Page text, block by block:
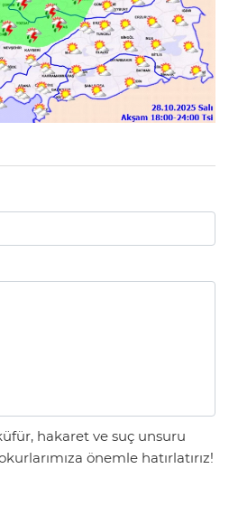
hakaret ve suç unsuru
önemle hatırlatırız!